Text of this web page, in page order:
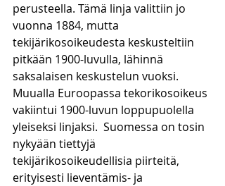
perusteella. Tämä linja valittiin jo
vuonna 1884, mutta
tekijärikosoikeudesta keskusteltiin
pitkään 1900-luvulla, lähinnä
saksalaisen keskustelun vuoksi.
Muualla Euroopassa tekorikosoikeus
vakiintui 1900-luvun loppupuolella
yleiseksi linjaksi.  Suomessa on tosin
nykyään tiettyjä
tekijärikosoikeudellisia piirteitä,
erityisesti lieventämis- ja